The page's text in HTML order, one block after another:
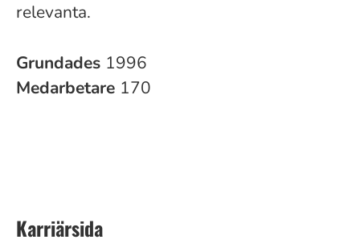
relevanta.
Grundades 1996
Medarbetare 170
Karriärsida